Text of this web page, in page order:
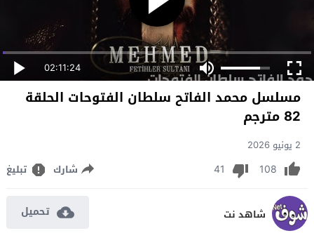
02:11:24
مسلسل محمد الفاتح سلطان الفتوحات الحلقة
82 مترجم
2 يونيو 2026
108
41 شارك تبليغ
شاهد نت تحميل